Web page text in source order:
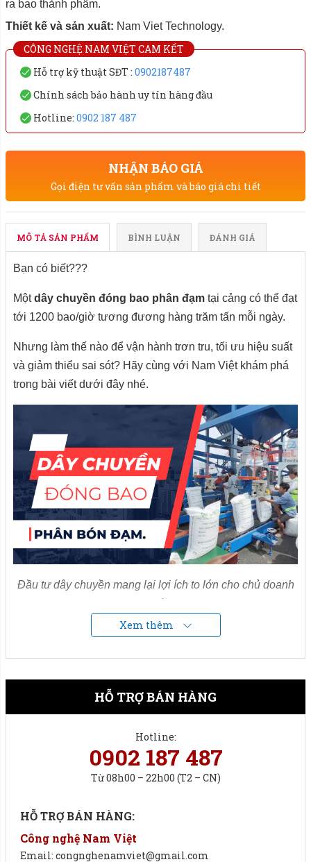
ra bao thành phẩm.
Thiết kế và sản xuất: Nam Viet Technology.
CÔNG NGHỆ NAM VIỆT CAM KẾT
Hỗ trợ kỹ thuật SĐT : 0902187487
Chính sách bảo hành uy tín hàng đầu
Hotline: 0902 187 487
NHẬN BÁO GIÁ
Gọi điện tư vấn sản phẩm và báo giá chi tiết
MÔ TẢ SẢN PHẨM BÌNH LUẬN ĐÁNH GIÁ
Bạn có biết???
Mộtdây chuyền đóng bao phân đạm tại cảng có thể đạt
tới 1200 bao/giờ tương đương hàng trăm tấn mỗi ngày.
Nhưng làm thế nào để vận hành trơn tru, tối ưu hiệu suất
và giảm thiểu sai sót? Hãy cùng với Nam Việt khám phá
trong bài viết dưới đây nhé.
Đầu tư dây chuyền mang lại lợi ích to lớn cho chủ doanh
1. Cấu tạo và nguyên lý hoạt động:
Dây chuyềnmáy đóng bao phân bóncông suất 1200
bao/giờ thường gồm các bộ phận sau:
Chứa phân đạm trước khi vào hệ thống đóng bao.
Có bộ đánh tơi để đánh phân đạm tránh bị vón cục.
Cân định lượng tự động:
Xem thêm
HỖ TRỢ BÁN HÀNG
Hotline:
0902 187 487
Từ 08h00 – 22h00 (T2 – CN)
HỖ TRỢ BÁN HÀNG:
Công nghệ Nam Việt
Email: congnghenamviet@gmail.com